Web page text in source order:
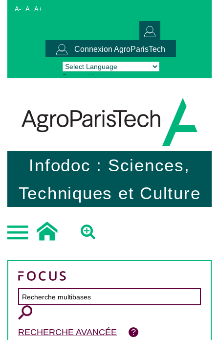
A- A A+
Connexion AgroParisTech
Powered by Translate
Infodoc : Sciences,
Techniques et Culture
RECHERCHE AVANCÉE